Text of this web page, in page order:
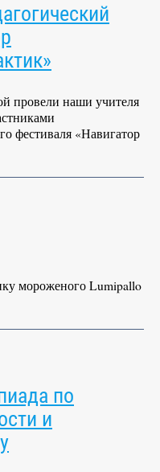
провели наши учителя
фестиваля «Навигатор
мороженого Lumipallo
по
и